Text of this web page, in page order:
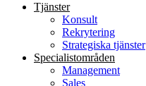
Tjänster
Konsult
Rekrytering
Strategiska tjänster
Specialist­områden
Management
Sales